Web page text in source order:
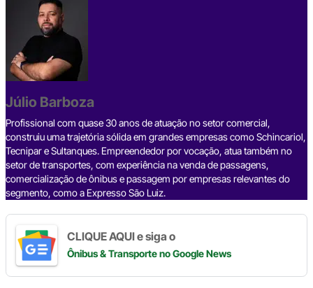
c
e
b
o
o
k
s
Júlio Barboza
Profissional com quase 30 anos de atuação no setor comercial,
construiu uma trajetória sólida em grandes empresas como Schincariol,
Tecnipar e Sultanques. Empreendedor por vocação, atua também no
setor de transportes, com experiência na venda de passagens,
comercialização de ônibus e passagem por empresas relevantes do
segmento, como a Expresso São Luiz.
CLIQUE AQUI e siga o
Ônibus & Transporteno Google News